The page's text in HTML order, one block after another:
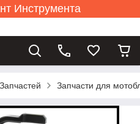
Инструмента
Запчасти для